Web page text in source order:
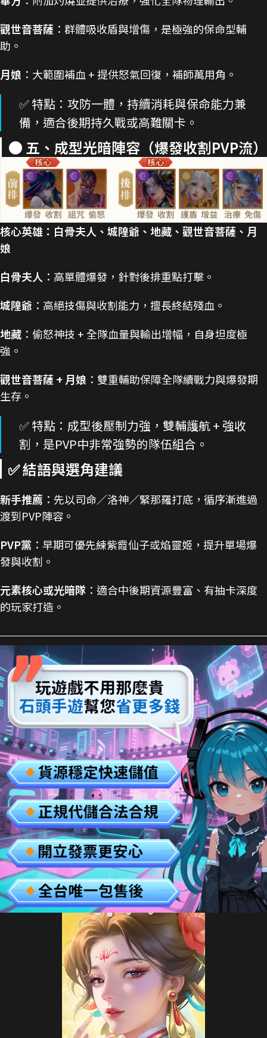
觀世音菩薩 ：群體吸收盾與增傷，是極強的保命型輔
助。
月娘 ：大範圍補血 + 提供怒氣回復，補師萬用角。
✅ 特點：攻防一體，持續消耗與保命能力兼
備，適合後期持久戰或高難關卡。
🌑 五、成型光暗陣容（爆發收割PVP流）
核心英雄：白骨夫人、城隍爺、地藏、觀世音菩薩、月
娘
白骨夫人 ：高單體爆發，針對後排重點打擊。
城隍爺 ：高絕技傷與收割能力，擅長終結殘血。
地藏 ：偷怒神技 + 全隊血量與輸出增幅，自身坦度極
強。
觀世音菩薩 + 月娘 ：雙重輔助保障全隊續戰力與爆發期
生存。
✅ 特點：成型後壓制力強，雙輔護航 + 強收
割，是PVP中非常強勢的隊伍組合。
✅ 結語與選角建議
新手推薦 ：先以司命／洛神／緊那羅打底，循序漸進過
渡到PVP陣容。
PVP黨 ：早期可優先練紫霞仙子或焰靈姬，提升單場爆
發與收割。
元素核心或光暗隊 ：適合中後期資源豐富、有抽卡深度
的玩家打造。